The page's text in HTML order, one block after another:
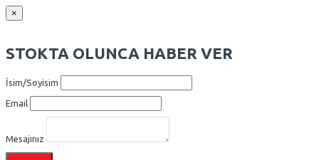
×
STOKTA OLUNCA HABER VER
İsim/Soyisim
Email
Mesajınız